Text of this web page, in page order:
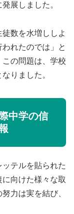
発展しました。
数を水増ししよ
れたのでは」と
この問題は、学校
りました。
中学の信
テルを貼られた
向けた様々な取
力は実を結び、